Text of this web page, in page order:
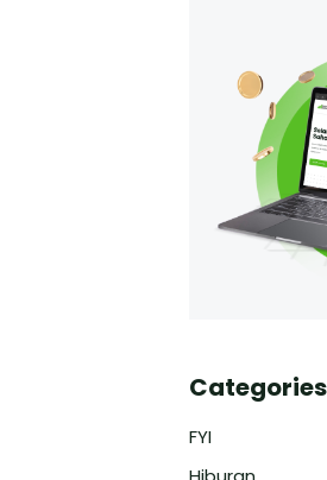
Categories
FYI